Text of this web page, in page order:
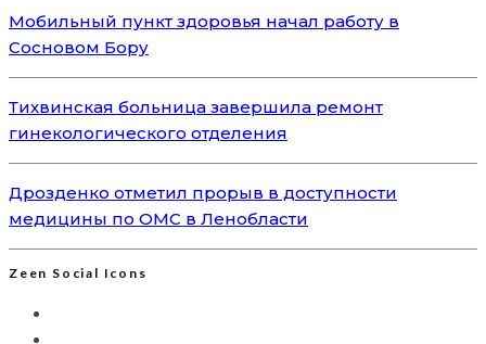
Мобильный пункт здоровья начал работу в
Сосновом Бору
Тихвинская больница завершила ремонт
гинекологического отделения
Дрозденко отметил прорыв в доступности
медицины по ОМС в Ленобласти
Zeen Social Icons